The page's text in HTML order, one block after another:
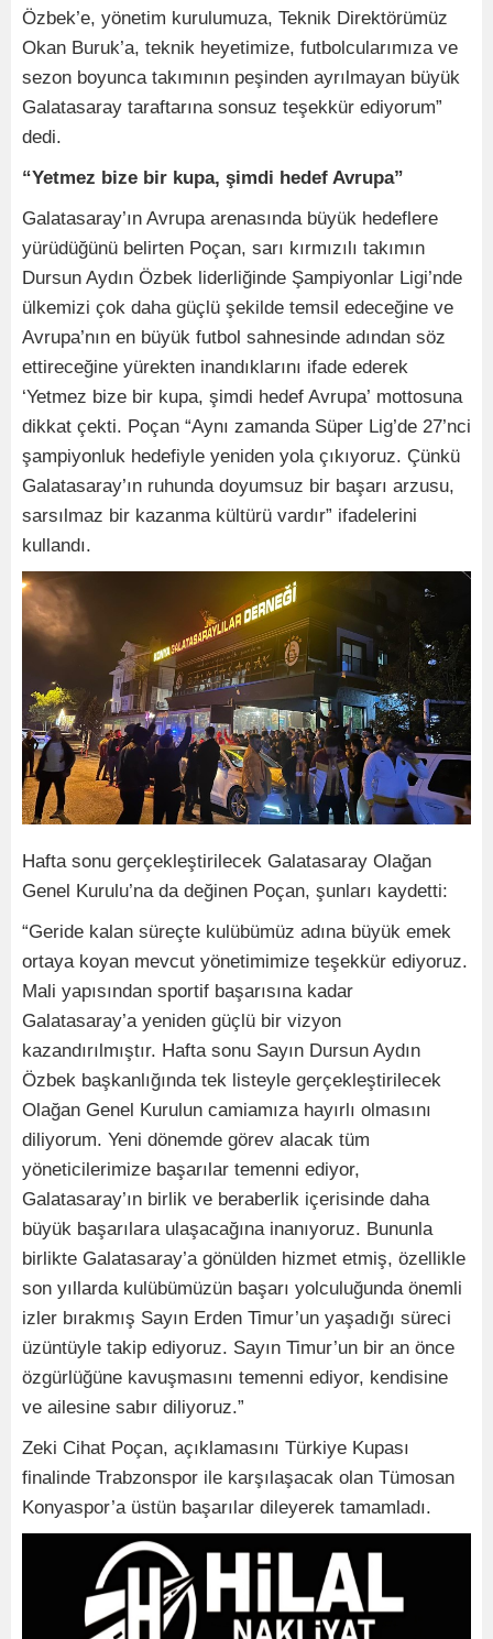
Özbek’e, yönetim kurulumuza, Teknik Direktörümüz
Okan Buruk’a, teknik heyetimize, futbolcularımıza ve
sezon boyunca takımının peşinden ayrılmayan büyük
Galatasaray taraftarına sonsuz teşekkür ediyorum”
dedi.
“Yetmez bize bir kupa, şimdi hedef Avrupa”
Galatasaray’ın Avrupa arenasında büyük hedeflere
yürüdüğünü belirten Poçan, sarı kırmızılı takımın
Dursun Aydın Özbek liderliğinde Şampiyonlar Ligi’nde
ülkemizi çok daha güçlü şekilde temsil edeceğine ve
Avrupa’nın en büyük futbol sahnesinde adından söz
ettireceğine yürekten inandıklarını ifade ederek
‘Yetmez bize bir kupa, şimdi hedef Avrupa’ mottosuna
dikkat çekti. Poçan “Aynı zamanda Süper Lig’de 27’nci
şampiyonluk hedefiyle yeniden yola çıkıyoruz. Çünkü
Galatasaray’ın ruhunda doyumsuz bir başarı arzusu,
sarsılmaz bir kazanma kültürü vardır” ifadelerini
kullandı.
Hafta sonu gerçekleştirilecek Galatasaray Olağan
Genel Kurulu’na da değinen Poçan, şunları kaydetti:
“Geride kalan süreçte kulübümüz adına büyük emek
ortaya koyan mevcut yönetimimize teşekkür ediyoruz.
Mali yapısından sportif başarısına kadar
Galatasaray’a yeniden güçlü bir vizyon
kazandırılmıştır. Hafta sonu Sayın Dursun Aydın
Özbek başkanlığında tek listeyle gerçekleştirilecek
Olağan Genel Kurulun camiamıza hayırlı olmasını
diliyorum. Yeni dönemde görev alacak tüm
yöneticilerimize başarılar temenni ediyor,
Galatasaray’ın birlik ve beraberlik içerisinde daha
büyük başarılara ulaşacağına inanıyoruz. Bununla
birlikte Galatasaray’a gönülden hizmet etmiş, özellikle
son yıllarda kulübümüzün başarı yolculuğunda önemli
izler bırakmış Sayın Erden Timur’un yaşadığı süreci
üzüntüyle takip ediyoruz. Sayın Timur’un bir an önce
özgürlüğüne kavuşmasını temenni ediyor, kendisine
ve ailesine sabır diliyoruz.”
Zeki Cihat Poçan, açıklamasını Türkiye Kupası
finalinde Trabzonspor ile karşılaşacak olan Tümosan
Konyaspor’a üstün başarılar dileyerek tamamladı.